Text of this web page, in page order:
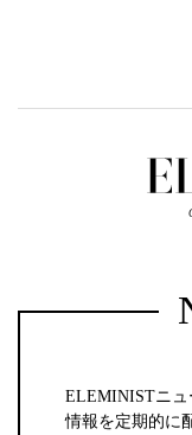
ELEMINISTニュ
情報を定期的に